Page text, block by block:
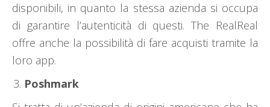
disponibili, in quanto la stessa azienda si occupa
di garantire l’autenticità di questi. The RealReal
offre anche la possibilità di fare acquisti tramite la
loro app.
Poshmark